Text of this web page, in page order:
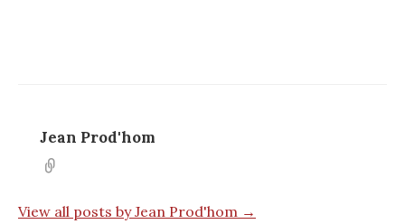
Jean Prod'hom
View all posts by Jean Prod'hom →